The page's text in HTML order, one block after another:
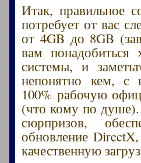
Итак, правильное
потребует от вас
от 4GB до 8GB
вам понадобиться
системы, и
непонятно кем, с
100% рабочую
(что кому по душе).
сюрпризов,
обновление
качественную